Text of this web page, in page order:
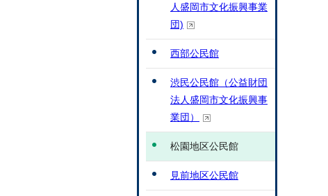
人盛岡市文化振興事業
団)
西部公民館
渋民公民館（公益財団
法人盛岡市文化振興事
業団）
松園地区公民館
見前地区公民館